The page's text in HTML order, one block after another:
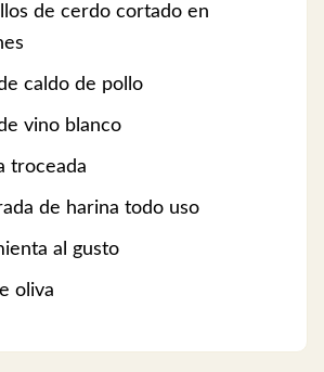
de cerdo cortado en
caldo de pollo
vino blanco
troceada
de harina todo uso
al gusto
oliva